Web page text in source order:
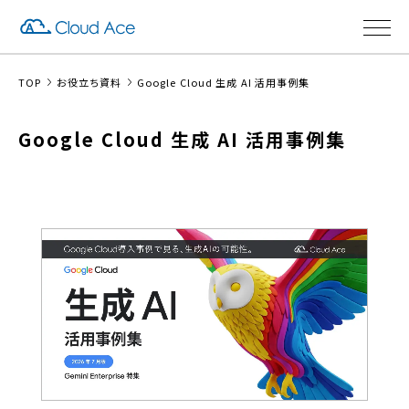
TOP お役立ち資料 Google Cloud 生成 AI 活用事例集
Google Cloud 生成 AI 活用事例集